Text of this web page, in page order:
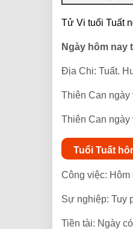
Tử Vi tuổi Tuất
Ngày hôm nay
Địa Chi: Tuất.
Thiên Can ngày
Thiên Can
Tuổi Tuất
Công việc:
Sự nghiệp: Tuy
Tiền tài: Ngày